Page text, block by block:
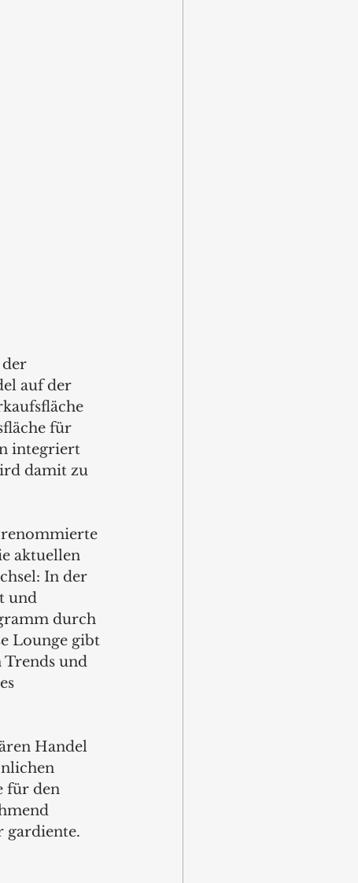
auf der
für
integriert
damit zu
renommierte
aktuellen
In der
und
durch
Lounge gibt
Trends und
Handel
für den
gardiente.